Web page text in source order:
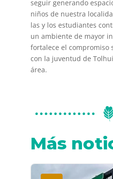
seguir generando
niños de nuestra
las y los estudiantes
un ambiente de mayor
fortalece el compromiso
con la juventud de
área.
Más